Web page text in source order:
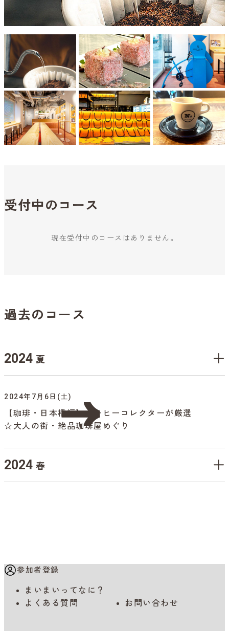
受付中のコース
現在受付中のコースはありません。
過去のコース
2024 夏
2024年7月6日(土)
【珈琲・日本橋編】コーヒーコレクターが厳選
☆大人の街・絶品珈琲屋めぐり
2024 春
参加者登録
まいまいってなに？
よくある質問
お問い合わせ